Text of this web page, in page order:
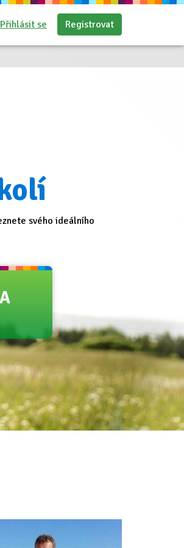
Přihlásit se Registrovat
svého ideálního